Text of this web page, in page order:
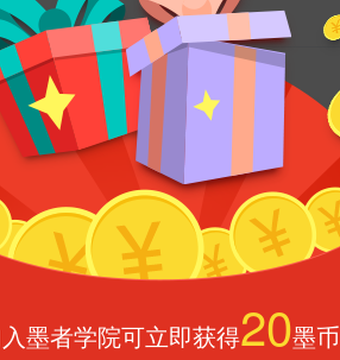
溯源
可获得能力值)
分类 :
电子数据取证
标签 :
安全杂项
境
墨者学院可立即获得20墨币